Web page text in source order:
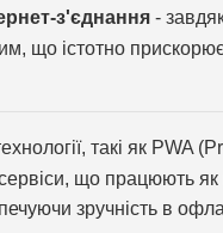
з'єднання -
що істотно
такі як PWA
що працюють як
зручність в